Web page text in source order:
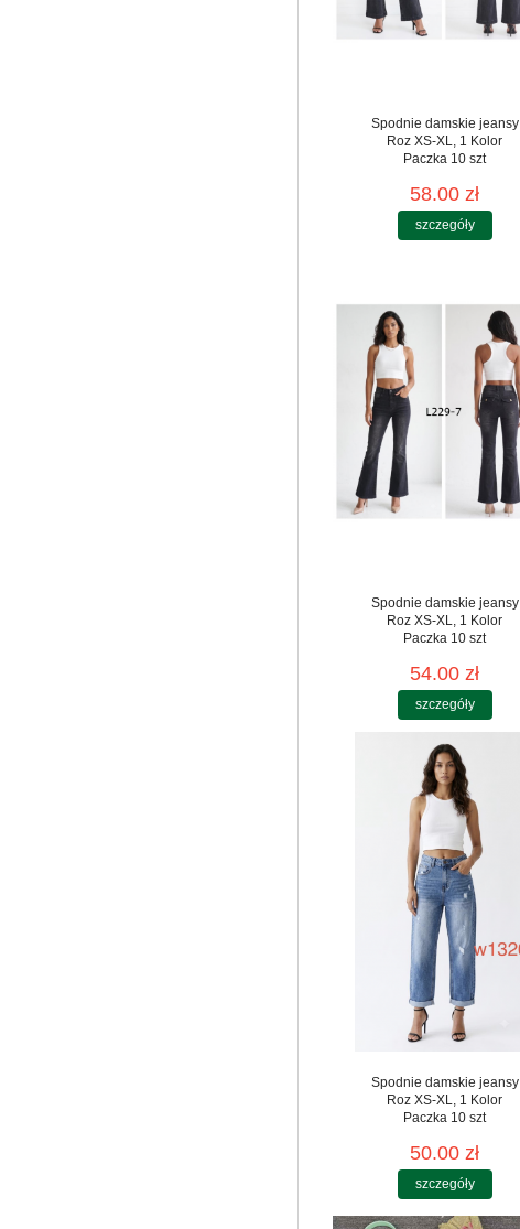
Spodnie damskie jeansy
Roz XS-XL, 1 Kolor
Paczka 10 szt
58.00 zł
szczegóły
Spodnie damskie jeansy
Roz XS-XL, 1 Kolor
Paczka 10 szt
54.00 zł
szczegóły
Spodnie damskie jeansy
Roz XS-XL, 1 Kolor
Paczka 10 szt
50.00 zł
szczegóły